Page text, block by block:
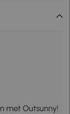
met Outsunny!